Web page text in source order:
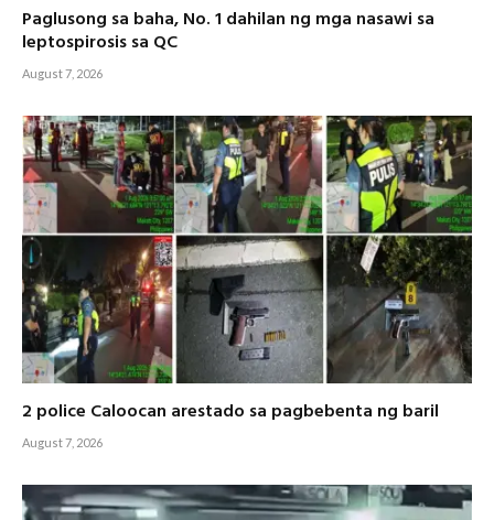
Paglusong sa baha, No. 1 dahilan ng mga nasawi sa
leptospirosis sa QC
August 7, 2026
2 police Caloocan arestado sa pagbebenta ng baril
August 7, 2026